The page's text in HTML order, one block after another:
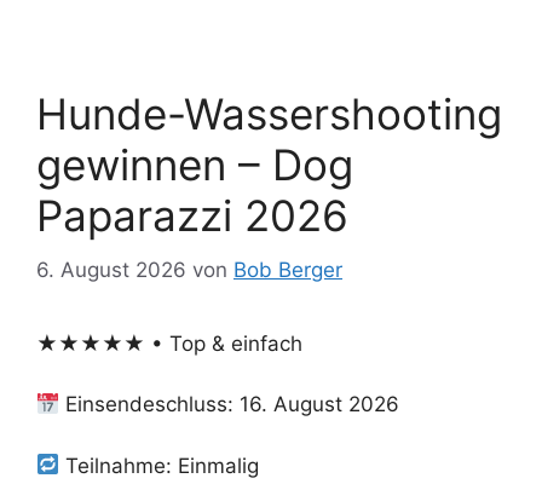
Hunde-Wassershooting
gewinnen – Dog
Paparazzi 2026
6. August 2026 von Bob Berger
★★★★★ • Top & einfach
Einsendeschluss: 16. August 2026
Teilnahme: Einmalig